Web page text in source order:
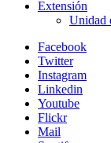
Extensión
Unidad
Facebook
Twitter
Instagram
Linkedin
Youtube
Flickr
Mail